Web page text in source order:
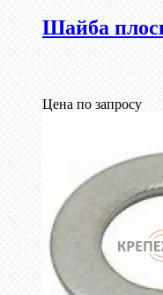
Шайба
Цена по запросу